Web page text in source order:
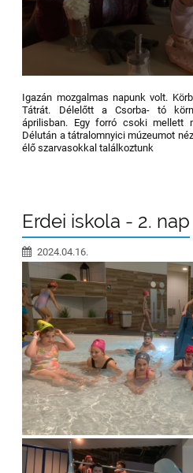
Igazán mozgalmas napunk volt.
Tátrát. Délelőtt a Csorba- tó
áprilisban. Egy forró csoki mellett
Délután a tátralomnyici múzeumot
élő szarvasokkal találkoztunk
Erdei iskola - 2. nap
2024.04.16.